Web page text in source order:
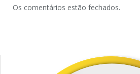
Os comentários estão fechados.